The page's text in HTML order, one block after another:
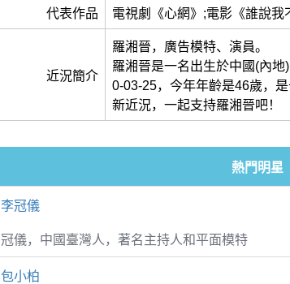
代表作品 電視劇《心網》;電影《誰說我
近況簡介
羅湘晉，廣告模特、演員。
羅湘晉是一名出生於中國(內
0-03-25，今年年齡是46歲，
新近況，一起支持羅湘晉吧！
熱門明星
李冠儀
冠儀，中國臺灣人，著名主持人和平面模特
包小柏